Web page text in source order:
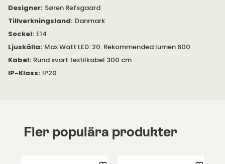
och har ett mycket vit och rent utseende. Materialet är
tillverkat i Europa av en speciell lampskärmsfolie (hård PVC).
Materialet är UV-beständigt, brandhämmande och har en
antistatisk yta.
Designer: Søren Refsgaard
Tillverkningsland: Danmark
Sockel: E14
Ljuskälla: Max Watt LED: 20. Rekommended lumen 600
Kabel: Rund svart textilkabel 300 cm
IP-Klass: IP20
Fler populära produkter